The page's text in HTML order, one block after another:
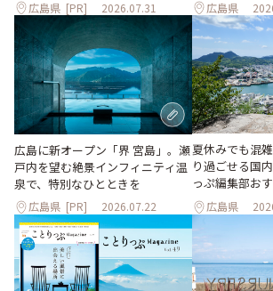
広島県 [PR] 2026.07.31 広島県
広島に新オープン「界 宮島」。瀬
戸内を望む絶景インフィニティ温
泉で、特別なひとときを
広島県 [PR] 2026.07.22
夏休みでも混
り過ごせる国
っぷ編集部おす
広島県